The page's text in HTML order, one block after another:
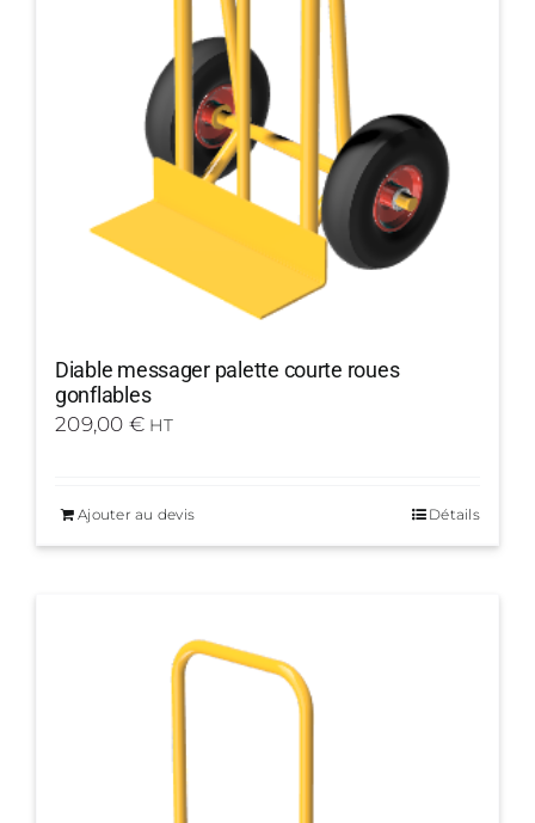
Diable messager palette courte roues
gonflables
209,00 € HT
Ajouter au devis Détails